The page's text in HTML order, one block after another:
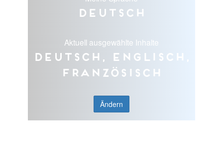
Deutsch
Aktuell ausgewählte Inhalte
Deutsch, Englisch,
Französisch
Ändern